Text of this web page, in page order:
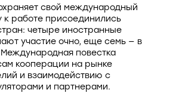
свой международный
к работе присоединились
четыре иностранные
участие очно, еще семь — в
повестка
кооперации на рынке
и взаимодействию с
и партнерами.